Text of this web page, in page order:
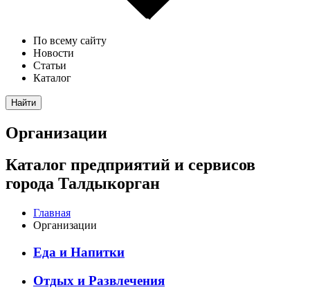
По всему сайту
Новости
Статьи
Каталог
Найти
Организации
Каталог предприятий и сервисов
города Талдыкорган
Главная
Организации
Еда и Напитки
Отдых и Развлечения